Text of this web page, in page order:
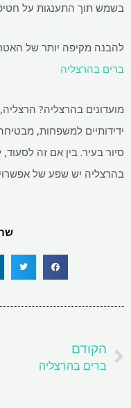
בשמש תוך התענגות על
להבנה מקיפה יותר של
ברים בהרצליה
מועדונים בהרצליה?
ידידותיים למשפחות,
סיור בעיר. בין אם זה
בהרצליה יש שפע של
קודם
הקודם
ברים בהרצליה